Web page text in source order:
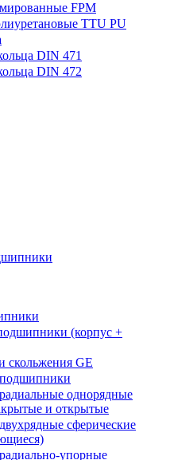
FPM
TTU PU
DIN 471
DIN 472
(корпус +
GE
однорядные
и открытые
сферические
упорные